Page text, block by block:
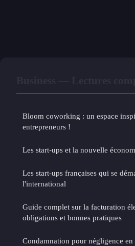
Bloom coworking : un espace
entrepreneurs !
Les start-ups et la nouvelle
Les start-ups françaises qui se
l'international
Guide complet sur la facturation
obligations et bonnes pratiques
Condamnation pour négligence en